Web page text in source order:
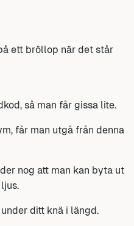
ett bröllop när det står
så man får gissa lite.
får man utgå från denna
nog att man kan byta ut
ditt knä i längd.